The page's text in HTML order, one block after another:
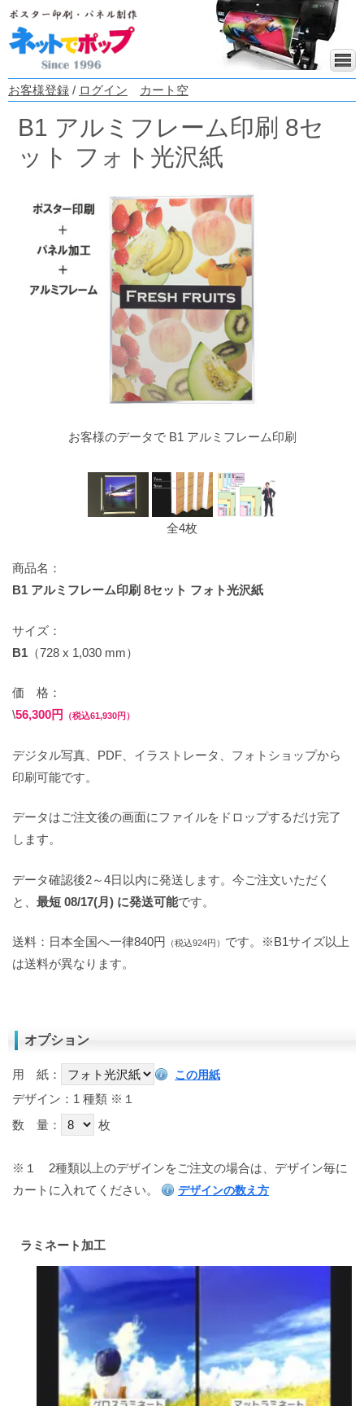
お客様登録 / ログイン カート空
B1 アルミフレーム印刷 8セ
ット フォト光沢紙
お客様のデータで B1 アルミフレーム印刷
全4枚
商品名：
B1 アルミフレーム印刷 8セット フォト光沢紙
サイズ：
B1 （728 x 1,030 mm）
価 格：
\56,300円 （税込61,930円）
デジタル写真、PDF、イラストレータ、フォトショップから
印刷可能です。
データはご注文後の画面にファイルをドロップするだけ完了
します。
データ確認後2～4日以内に発送します。今ご注文いただく
と、 最短 08/17(月) に発送可能です。
送料：日本全国へ一律840円 （税込924円） です。※B1サイズ以上
は送料が異なります。
オプション
用 紙： この用紙
デザイン：1 種類 ※１
数 量：
枚
※１
2種類以上のデザインをご注文の場合は、デザイン毎に
カートに入れてください。
デザインの数え方
ラミネート加工